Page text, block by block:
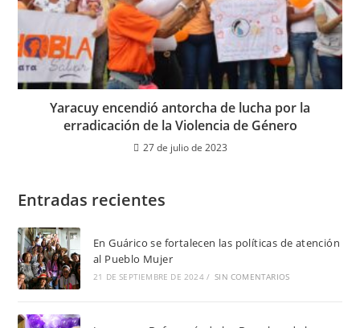
Yaracuy encendió antorcha de lucha por la
erradicación de la Violencia de Género
27 de julio de 2023
Entradas recientes
En Guárico se fortalecen las políticas de atención
al Pueblo Mujer
21 DE SEPTIEMBRE DE 2024 / SIN COMENTARIOS